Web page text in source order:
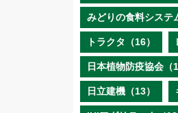
みどりの食料システ
トラクタ（16）
日本植物防疫協会（
日立建機（13）